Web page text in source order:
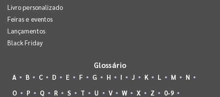
Livro personalizado
Feiras e eventos
Lançamentos
Black Friday
Glossário
A B C D E F G H I J K L M
N
O
P Q R S T U V W X Z 0-9